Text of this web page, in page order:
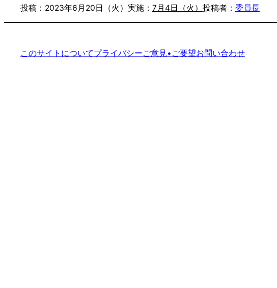
投稿： 2023年6月20日（火） 実施： 7月4日（火） 投稿者： 委員長
このサイトについてプライバシーご意見•ご要望お問い合わせ